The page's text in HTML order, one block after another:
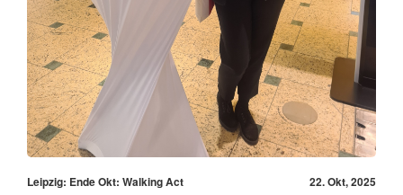
Leipzig: Ende Okt: Walking Act 22. Okt, 2025